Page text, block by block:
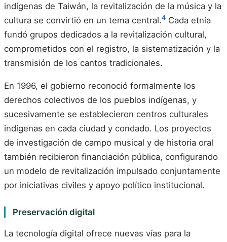
indígenas de Taiwán, la revitalización de la música y la
cultura se convirtió en un tema central.4 Cada etnia
fundó grupos dedicados a la revitalización cultural,
comprometidos con el registro, la sistematización y la
transmisión de los cantos tradicionales.
En 1996, el gobierno reconoció formalmente los
derechos colectivos de los pueblos indígenas, y
sucesivamente se establecieron centros culturales
indígenas en cada ciudad y condado. Los proyectos
de investigación de campo musical y de historia oral
también recibieron financiación pública, configurando
un modelo de revitalización impulsado conjuntamente
por iniciativas civiles y apoyo político institucional.
Preservación digital
La tecnología digital ofrece nuevas vías para la